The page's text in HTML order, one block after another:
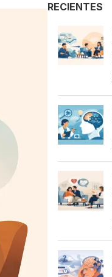
RECIENTES